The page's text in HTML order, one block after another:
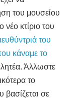
του μουσείου
νέο κτίριο του
του
κάναμε το
Άλλωστε
το
βασίζεται σε